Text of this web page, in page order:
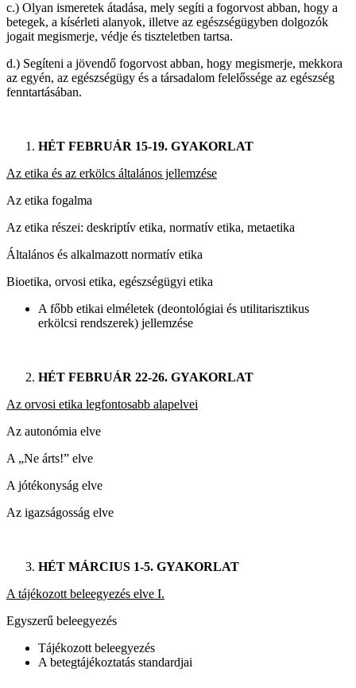
c.) Olyan ismeretek átadása, mely segíti a fogorvost abban, hogy a
betegek, a kísérleti alanyok, illetve az egészségügyben dolgozók
jogait megismerje, védje és tiszteletben tartsa.
d.) Segíteni a jövendő fogorvost abban, hogy megismerje, mekkora
az egyén, az egészségügy és a társadalom felelőssége az egészség
fenntartásában.
HÉT FEBRUÁR 15-19. GYAKORLAT
Az etika és az erkölcs általános jellemzése
Az etika fogalma
Az etika részei: deskriptív etika, normatív etika, metaetika
Általános és alkalmazott normatív etika
Bioetika, orvosi etika, egészségügyi etika
A főbb etikai elméletek (deontológiai és utilitarisztikus
erkölcsi rendszerek) jellemzése
HÉT FEBRUÁR 22-26. GYAKORLAT
Az orvosi etika legfontosabb alapelvei
Az autonómia elve
A „Ne árts!” elve
A jótékonyság elve
Az igazságosság elve
HÉT MÁRCIUS 1-5. GYAKORLAT
A tájékozott beleegyezés elve I.
Egyszerű beleegyezés
Tájékozott beleegyezés
A betegtájékoztatás standardjai